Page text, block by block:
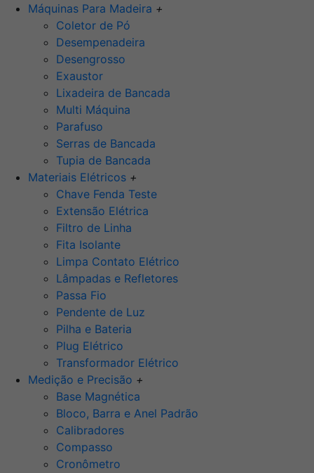
Máquinas Para Madeira +
Coletor de Pó
Desempenadeira
Desengrosso
Exaustor
Lixadeira de Bancada
Multi Máquina
Parafuso
Serras de Bancada
Tupia de Bancada
Materiais Elétricos +
Chave Fenda Teste
Extensão Elétrica
Filtro de Linha
Fita Isolante
Limpa Contato Elétrico
Lâmpadas e Refletores
Passa Fio
Pendente de Luz
Pilha e Bateria
Plug Elétrico
Transformador Elétrico
Medição e Precisão +
Base Magnética
Bloco, Barra e Anel Padrão
Calibradores
Compasso
Cronômetro